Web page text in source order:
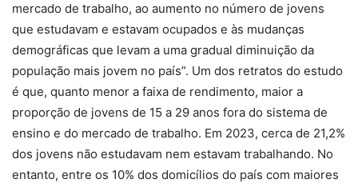
mercado de trabalho, ao aumento no número de jovens
que estudavam e estavam ocupados e às mudanças
demográficas que levam a uma gradual diminuição da
população mais jovem no país”. Um dos retratos do estudo
é que, quanto menor a faixa de rendimento, maior a
proporção de jovens de 15 a 29 anos fora do sistema de
ensino e do mercado de trabalho. Em 2023, cerca de 21,2%
dos jovens não estudavam nem estavam trabalhando. No
entanto, entre os 10% dos domicílios do país com maiores